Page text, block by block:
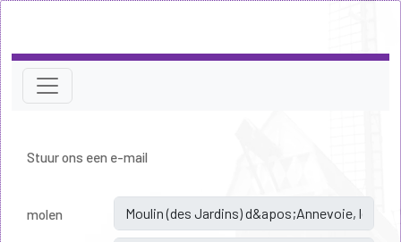
Stuur ons een e-mail
molen